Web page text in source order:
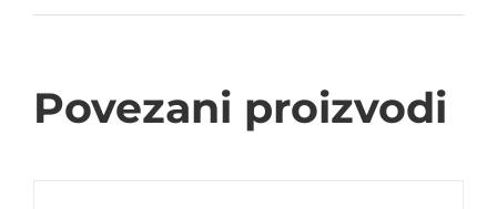
Povezani proizvodi